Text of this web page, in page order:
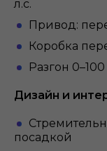
л.с.
Привод:
Коробка
Разгон
Дизайн и
посадкой